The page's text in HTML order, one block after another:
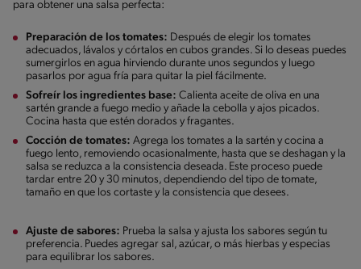
para obtener una salsa perfecta:
Preparación de los tomates: Después de elegir los tomates
adecuados, lávalos y córtalos en cubos grandes. Si lo deseas puedes
sumergirlos en agua hirviendo durante unos segundos y luego
pasarlos por agua fría para quitar la piel fácilmente.
Sofreír los ingredientes base: Calienta aceite de oliva en una
sartén grande a fuego medio y añade la cebolla y ajos picados.
Cocina hasta que estén dorados y fragantes.
Cocción de tomates: Agrega los tomates a la sartén y cocina a
fuego lento, removiendo ocasionalmente, hasta que se deshagan y la
salsa se reduzca a la consistencia deseada. Este proceso puede
tardar entre 20 y 30 minutos, dependiendo del tipo de tomate,
tamaño en que los cortaste y la consistencia que desees.
Ajuste de sabores: Prueba la salsa y ajusta los sabores según tu
preferencia. Puedes agregar sal, azúcar, o más hierbas y especias
para equilibrar los sabores.